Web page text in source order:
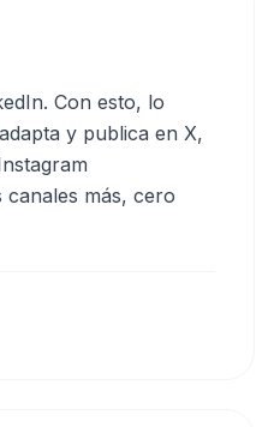
Con esto, lo
y publica en X,
canales más, cero